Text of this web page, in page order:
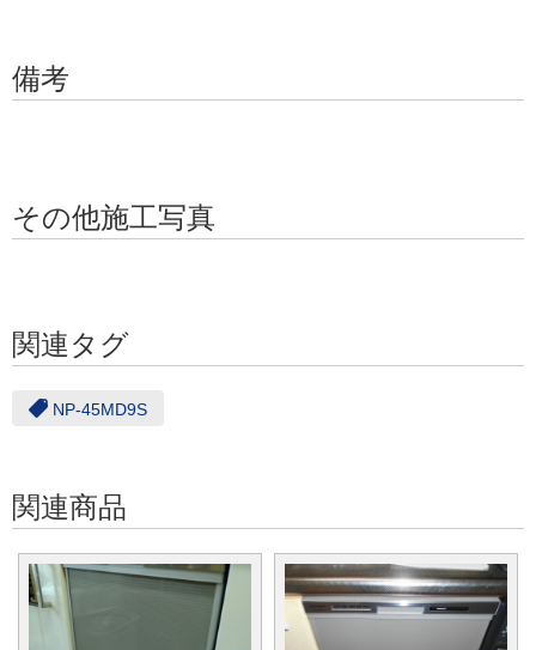
備考
その他施工写真
関連タグ
NP-45MD9S
関連商品